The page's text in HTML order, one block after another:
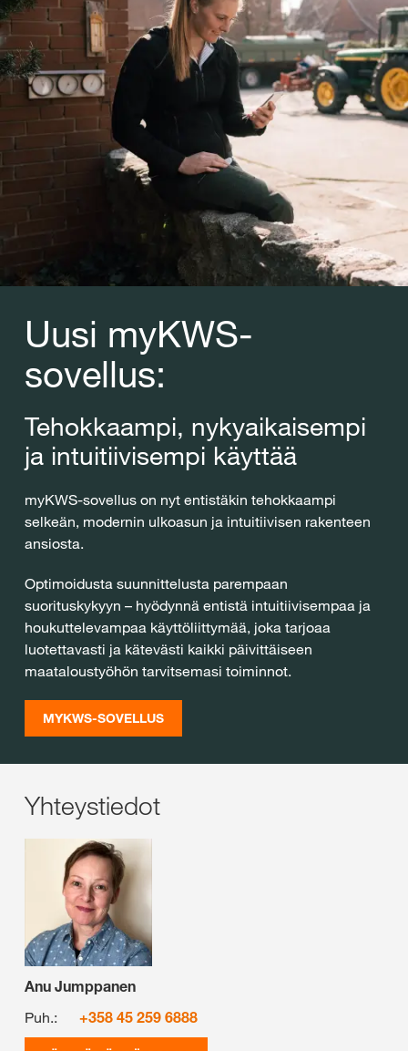
Uusi myKWS-
sovellus:
Tehokkaampi, nykyaikaisempi
ja intuitiivisempi käyttää
myKWS-sovellus on nyt entistäkin tehokkaampi
selkeän, modernin ulkoasun ja intuitiivisen rakenteen
ansiosta.
Optimoidusta suunnittelusta parempaan
suorituskykyyn – hyödynnä entistä intuitiivisempaa ja
houkuttelevampaa käyttöliittymää, joka tarjoaa
luotettavasti ja kätevästi kaikki päivittäiseen
maataloustyöhön tarvitsemasi toiminnot.
MYKWS-SOVELLUS
Yhteystiedot
Anu Jumppanen
Puh.:
+358 45 259 6888